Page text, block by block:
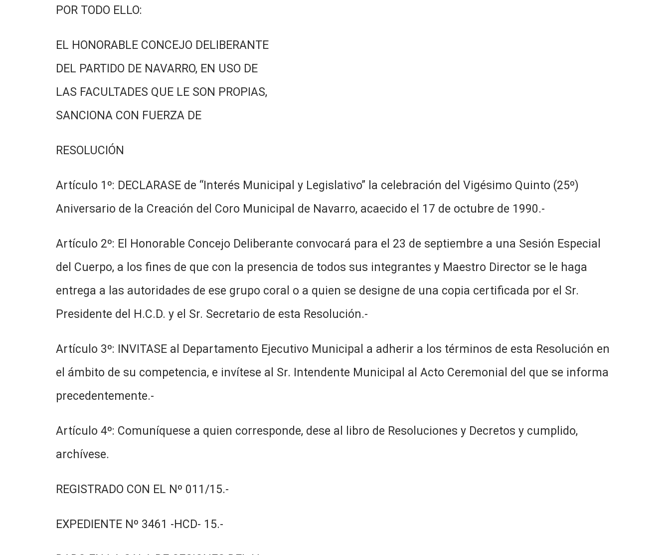
POR TODO ELLO:
EL HONORABLE CONCEJO DELIBERANTE
DEL PARTIDO DE NAVARRO, EN USO DE
LAS FACULTADES QUE LE SON PROPIAS,
SANCIONA CON FUERZA DE
RESOLUCIÓN
Artículo 1º: DECLARASE de “Interés Municipal y Legislativo” la celebración del Vigésimo Quinto (25º)
Aniversario de la Creación del Coro Municipal de Navarro, acaecido el 17 de octubre de 1990.-
Artículo 2º: El Honorable Concejo Deliberante convocará para el 23 de septiembre a una Sesión Especial
del Cuerpo, a los fines de que con la presencia de todos sus integrantes y Maestro Director se le haga
entrega a las autoridades de ese grupo coral o a quien se designe de una copia certificada por el Sr.
Presidente del H.C.D. y el Sr. Secretario de esta Resolución.-
Artículo 3º: INVITASE al Departamento Ejecutivo Municipal a adherir a los términos de esta Resolución en
el ámbito de su competencia, e invítese al Sr. Intendente Municipal al Acto Ceremonial del que se informa
precedentemente.-
Artículo 4º: Comuníquese a quien corresponde, dese al libro de Resoluciones y Decretos y cumplido,
archívese.
REGISTRADO CON EL Nº 011/15.-
EXPEDIENTE Nº 3461 -HCD- 15.-